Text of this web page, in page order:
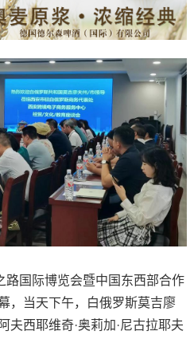
国际博览会暨中国东西部合作
，当天下午，白俄罗斯莫吉廖
夫西耶维奇·奥莉加·尼古拉耶夫